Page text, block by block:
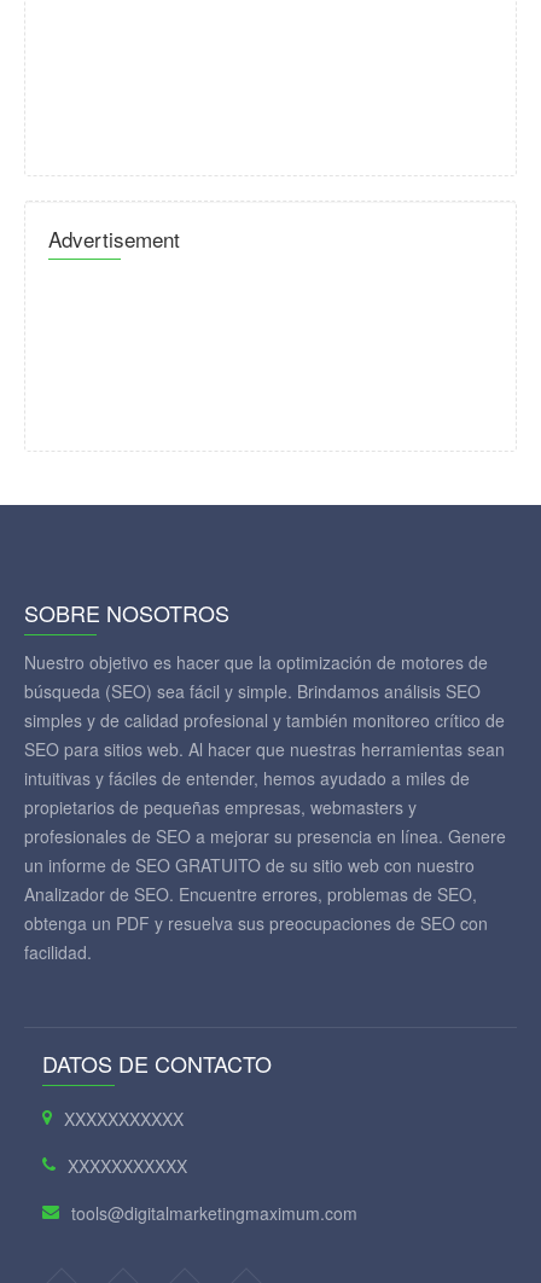
Advertisement
SOBRE NOSOTROS
Nuestro objetivo es hacer que la optimización de motores de
búsqueda (SEO) sea fácil y simple. Brindamos análisis SEO
simples y de calidad profesional y también monitoreo crítico de
SEO para sitios web. Al hacer que nuestras herramientas sean
intuitivas y fáciles de entender, hemos ayudado a miles de
propietarios de pequeñas empresas, webmasters y
profesionales de SEO a mejorar su presencia en línea. Genere
un informe de SEO GRATUITO de su sitio web con nuestro
Analizador de SEO. Encuentre errores, problemas de SEO,
obtenga un PDF y resuelva sus preocupaciones de SEO con
facilidad.
DATOS DE CONTACTO
XXXXXXXXXXX
XXXXXXXXXXX
tools@digitalmarketingmaximum.com